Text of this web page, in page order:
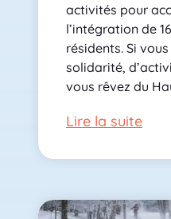
activités pour
l’intégration de
résidents. Si
solidarité,
vous rêvez du
Lire la suite